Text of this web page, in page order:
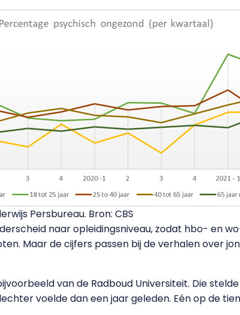
Persbureau. Bron: CBS
naar opleidingsniveau, zodat hbo- en
Maar de cijfers passen bij de verhalen over
van de Radboud Universiteit. Die
voelde dan een jaar geleden. Eén op de